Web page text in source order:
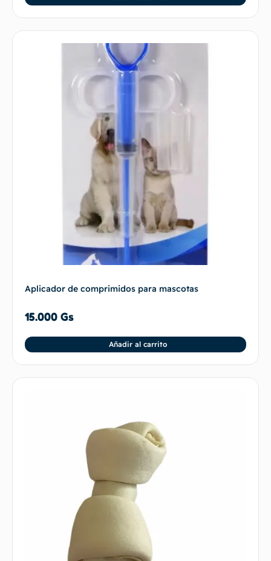
Aplicador de comprimidos para mascotas
15.000 Gs
Añadir al carrito